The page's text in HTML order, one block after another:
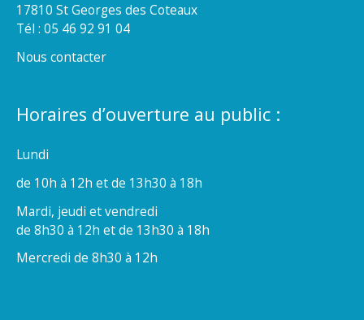
17810 St Georges des Coteaux
Tél : 05 46 92 91 04
Nous contacter
Horaires d’ouverture au public :
Lundi
de 10h à 12h et de 13h30 à 18h
Mardi, jeudi et vendredi
de 8h30 à 12h et de 13h30 à 18h
Mercredi de 8h30 à 12h